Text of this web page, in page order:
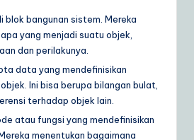
blok bangunan sistem. Mereka
yang menjadi suatu objek,
dan perilakunya.
data yang mendefinisikan
Ini bisa berupa bilangan bulat,
terhadap objek lain.
atau fungsi yang mendefinisikan
menentukan bagaimana